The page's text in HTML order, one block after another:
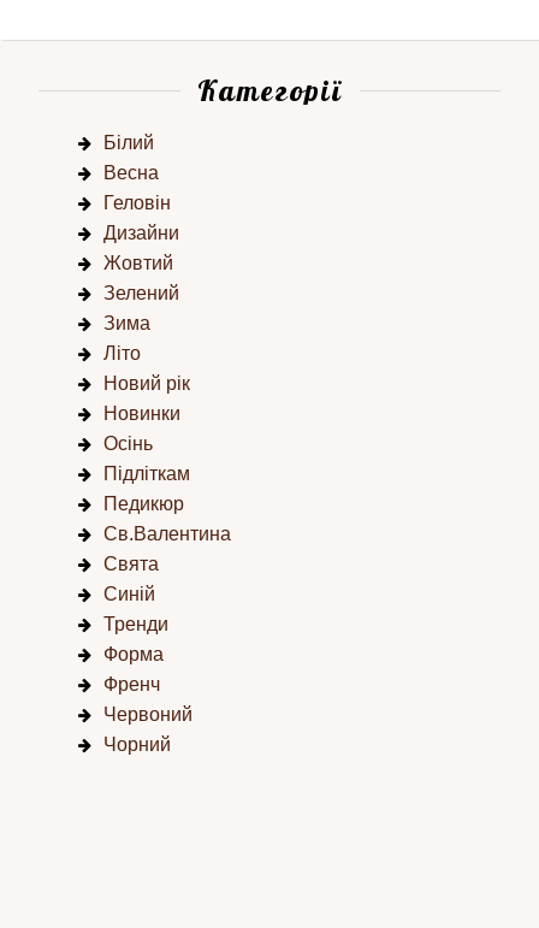
Категорії
Білий
Весна
Геловін
Дизайни
Жовтий
Зелений
Зима
Літо
Новий рік
Новинки
Осінь
Підліткам
Педикюр
Св.Валентина
Свята
Синій
Тренди
Форма
Френч
Червоний
Чорний